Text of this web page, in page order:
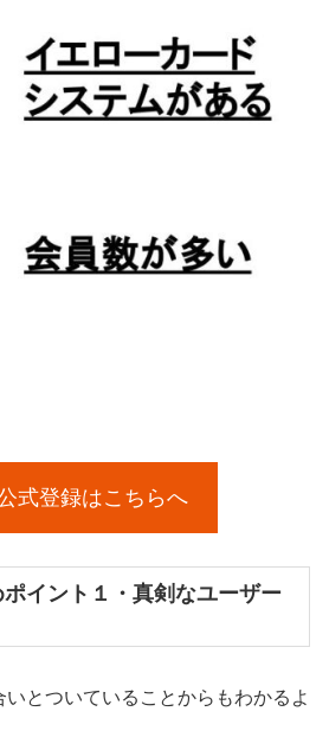
式登録はこちらへ
イント１・真剣なユーザー
とついていることからもわかるよ